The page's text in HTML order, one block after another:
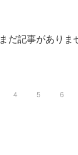
まだ記事がありま
4 5 6